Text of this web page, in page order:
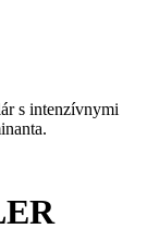
s intenzívnymi